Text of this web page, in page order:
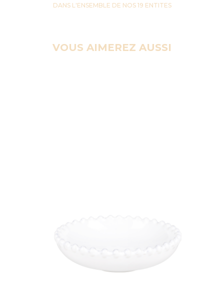
DANS L'ENSEMBLE DE NOS 19 ENTITES
VOUS AIMEREZ AUSSI